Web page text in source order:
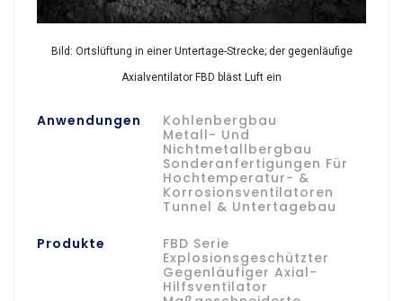
Bild: Ortslüftung in einer Untertage-Strecke; der gegenläufige
Axialventilator FBD bläst Luft ein
Anwendungen
Kohlenbergbau
Metall- Und
Nichtmetallbergbau
Sonderanfertigungen Für
Hochtemperatur- &
Korrosionsventilatoren
Tunnel & Untertagebau
Produkte
FBD Serie
Explosionsgeschützter
Gegenläufiger Axial-
Hilfsventilator